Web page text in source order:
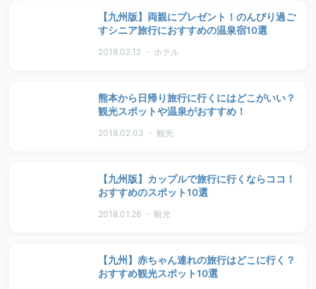
【九州版】両親にプレゼント！のんびり過ご
すシニア旅行におすすめの温泉宿10選
2018.02.12 ・ ホテル
熊本から日帰り旅行に行くにはどこがいい？
観光スポットや温泉がおすすめ！
2018.02.03 ・ 観光
【九州版】カップルで旅行に行くならココ！
おすすめのスポット10選
2018.01.26 ・ 観光
【九州】赤ちゃん連れの旅行はどこに行く？
おすすめ観光スポット10選